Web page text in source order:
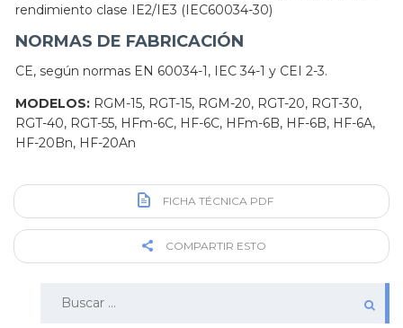
rendimiento clase IE2/IE3 (IEC60034-30)
NORMAS DE FABRICACIÓN
CE, según normas EN 60034-1, IEC 34-1 y CEI 2-3.
MODELOS: RGM-15, RGT-15, RGM-20, RGT-20, RGT-30,
RGT-40, RGT-55, HFm-6C, HF-6C, HFm-6B, HF-6B, HF-6A,
HF-20Bn, HF-20An
FICHA TÉCNICA PDF
COMPARTIR ESTO